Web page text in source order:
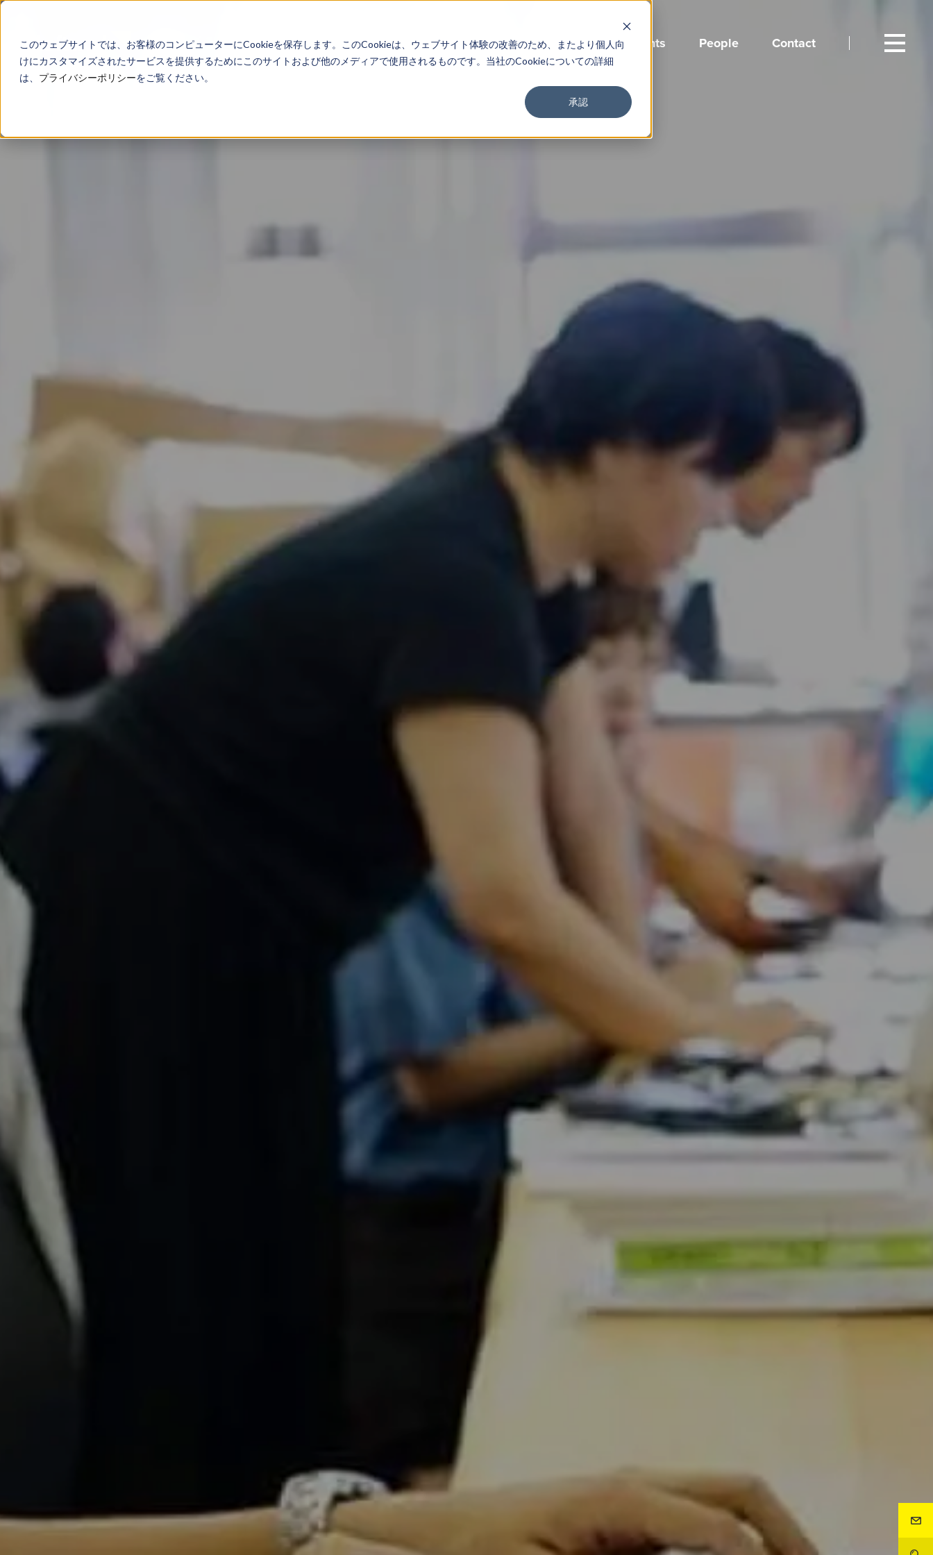
このウェブサイトでは、お客様のコンピューターにCookieを保存します。このCookieは、ウェブサイト体験の改善のため、またより個人向
けにカスタマイズされたサービスを提供するためにこのサイトおよび他のメディアで使用されるものです。当社のCookieについての詳細
は、 プライバシーポリシーをご覧ください。
承認
About Service Work Findings Events People Contact